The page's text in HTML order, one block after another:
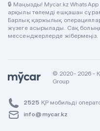
🔒 Маңызды! Mycar.kz
арқылы төлемді ешқашан
Барлық қаржылық
жүзеге асырылады. Сақ
мессенджерлерде жібермеңіз.
© 2020- 2026 -
Group
2525 ҚР мобильді
info@mycar.kz